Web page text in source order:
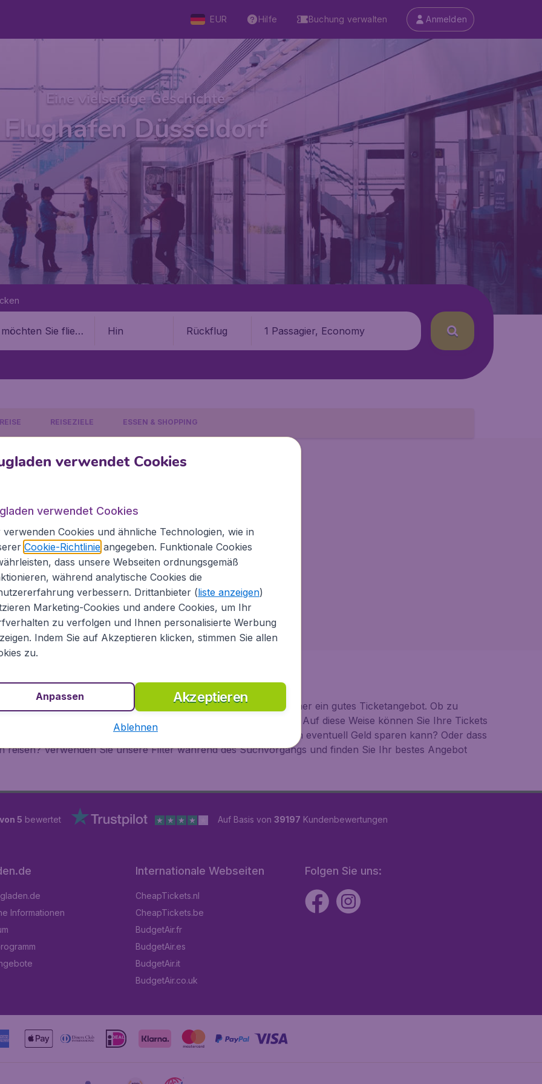
EUR Hilfe Buchung verwalten Anmelden
Eine vielseitige Geschichte
Flughafen Düsseldorf
Hin Rückflug 1 Passagier, Economy
REISEZIELE ESSEN & SHOPPING
€ 19,99 Buchungsgebühr.
des Düsseldorf Airports
€ 19,99 Buchungsgebühr.
Flughafen
Düsseldorf in Deutschland? Bei Flugladen.de finden Sie immer ein gutes Ticketangebot. Ob zu
Website ist benutzerfreundlich auf Desktop, Tablet und Handy. Auf diese Weise können Sie Ihre Tickets
Wussten Sie, dass einige Flüge von anderen Flughäfen eventuell Geld sparen kann? Oder dass
reisen? Verwenden Sie unsere Filter während des Suchvorgangs und finden Sie Ihr bestes Angebot
5 bewertet Auf Basis von 39197 Kundenbewertungen
Informationen
Internationale Webseiten
CheapTickets.nl
CheapTickets.be
BudgetAir.fr
BudgetAir.es
BudgetAir.it
BudgetAir.co.uk
Folgen Sie uns:
verwendet Cookies
verwendet Cookies
verwenden Cookies und ähnliche Technologien, wie in
Cookie-Richtlinieangegeben. Funktionale Cookies
dass unsere Webseiten ordnungsgemäß
während analytische Cookies die
verbessern. Drittanbieter (liste anzeigen)
Marketing-Cookies und andere Cookies, um Ihr
zu verfolgen und Ihnen personalisierte Werbung
Indem Sie auf Akzeptieren klicken, stimmen Sie allen
zu.
Akzeptieren
Anpassen
Ablehnen